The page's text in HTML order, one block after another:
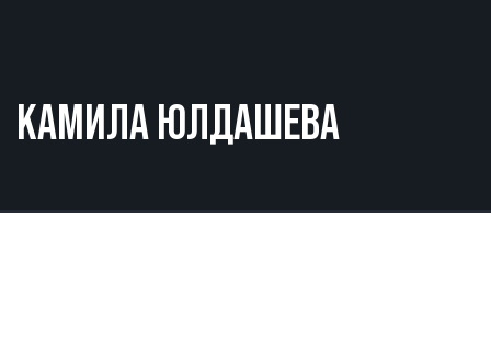
КАМИЛА ЮЛДАШЕВА